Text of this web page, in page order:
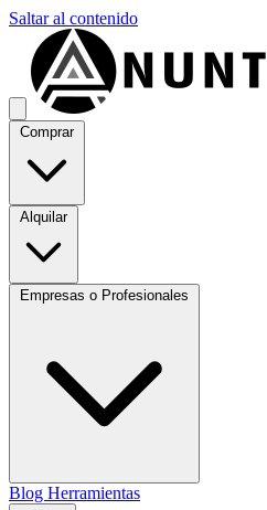
Saltar al contenido
Comprar
Alquilar
Empresas o Profesionales
Blog Herramientas